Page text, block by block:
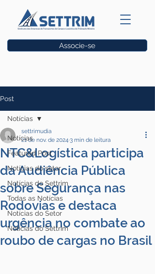
Associe-se
Post
Notícias
Featured Post
Notícias do setor
Notícias do Settrim
Todas as Notícias
Notícias do Setor
Notícias do Settrim
Notícias
NTC&Logística participa
da Audiência Pública
sobre Segurança nas
Rodovias e destaca
urgência no combate ao
roubo de cargas no Brasil
settrimudia
21 de nov. de 2024 3 min de leitura